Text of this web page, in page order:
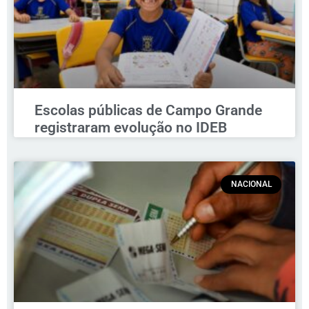
Escolas públicas de Campo Grande
registraram evolução no IDEB
NACIONAL